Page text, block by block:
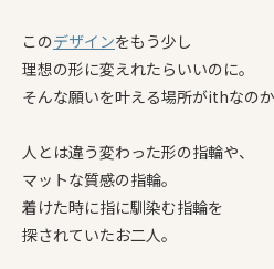
このデザインをもう少し
理想の形に変えれたらいいのに。
そんな願いを叶える場所がithなのか
人とは違う変わった形の指輪や、
マットな質感の指輪。
着けた時に指に馴染む指輪を
探されていたお二人。